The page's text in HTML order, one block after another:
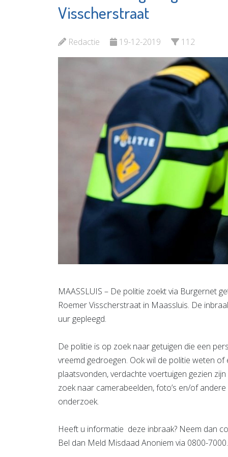
Visscherstraat
Redactie 19-12-2019 112
MAASSLUIS – De politie zoekt via Burgernet
Roemer Visscherstraat in Maassluis. De
uur gepleegd.
De politie is op zoek naar getuigen die een
vreemd gedroegen. Ook wil de politie weten
plaatsvonden, verdachte voertuigen gezien
zoek naar camerabeelden, foto’s en/of
onderzoek.
Heeft u informatie deze inbraak? Neem dan
Bel dan Meld Misdaad Anoniem via 0800-7000.
Vlaardingen e.o.